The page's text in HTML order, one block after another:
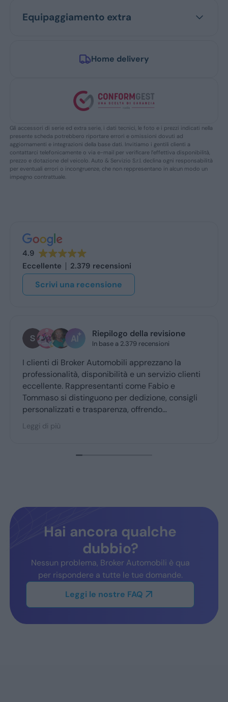
Equipaggiamento extra
Home delivery
Gli accessori di serie ed extra serie, i dati tecnici, le foto e i prezzi indicati nella
presente scheda potrebbero riportare errori e omissioni dovuti ad
aggiornamenti e integrazioni della base dati. Invitiamo i gentili clienti a
contattarci telefonicamente o via e-mail per verificare l’effettiva disponibilità,
prezzo e dotazione del veicolo. Auto & Servizio S.r.l. declina ogni responsabilità
per eventuali errori o incongruenze, che non reppresentano in alcun modo un
impegno contrattuale.
4.9
Eccellente
2.379 recensioni
Scrivi una recensione
Riepilogo della revisione
In base a 2.379 recensioni
Broker Automobili apprezzano la
disponibilità e un servizio clienti
Rappresentanti come Fabio e
si distinguono per dedizione, consigli
e trasparenza, offrendo
d’acquisto accogliente. Broker
è molto consigliato dai clienti fedeli,
Grazie
Hai ancora qualche
dubbio?
Nessun problema, Broker Automobili è qua
per rispondere a tutte le tue domande.
Leggi le nostre FAQ